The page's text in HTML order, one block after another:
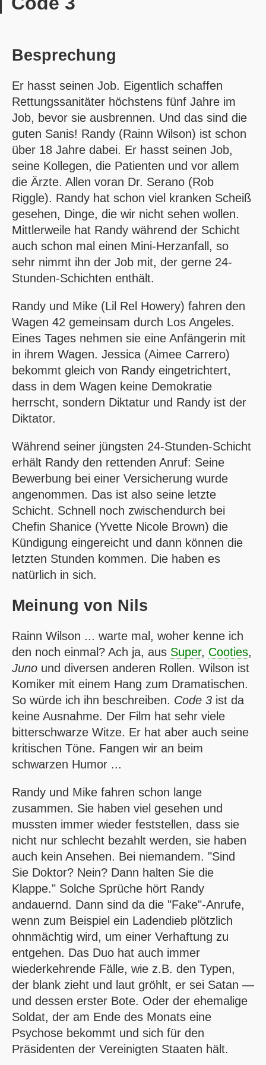
Besprechung
Er hasst seinen Job. Eigentlich schaffen
Rettungssanitäter höchstens fünf Jahre im
Job, bevor sie ausbrennen. Und das sind die
guten Sanis! Randy (Rainn Wilson) ist schon
über 18 Jahre dabei. Er hasst seinen Job,
seine Kollegen, die Patienten und vor allem
die Ärzte. Allen voran Dr. Serano (Rob
Riggle). Randy hat schon viel kranken Scheiß
gesehen, Dinge, die wir nicht sehen wollen.
Mittlerweile hat Randy während der Schicht
auch schon mal einen Mini-Herzanfall, so
sehr nimmt ihn der Job mit, der gerne 24-
Stunden-Schichten enthält.
Randy und Mike (Lil Rel Howery) fahren den
Wagen 42 gemeinsam durch Los Angeles.
Eines Tages nehmen sie eine Anfängerin mit
in ihrem Wagen. Jessica (Aimee Carrero)
bekommt gleich von Randy eingetrichtert,
dass in dem Wagen keine Demokratie
herrscht, sondern Diktatur und Randy ist der
Diktator.
Während seiner jüngsten 24-Stunden-Schicht
erhält Randy den rettenden Anruf: Seine
Bewerbung bei einer Versicherung wurde
angenommen. Das ist also seine letzte
Schicht. Schnell noch zwischendurch bei
Chefin Shanice (Yvette Nicole Brown) die
Kündigung eingereicht und dann können die
letzten Stunden kommen. Die haben es
natürlich in sich.
Meinung von Nils
Rainn Wilson ... warte mal, woher kenne ich
den noch einmal? Ach ja, aus Super, Cooties,
Juno und diversen anderen Rollen. Wilson ist
Komiker mit einem Hang zum Dramatischen.
So würde ich ihn beschreiben. Code 3 ist da
keine Ausnahme. Der Film hat sehr viele
bitterschwarze Witze. Er hat aber auch seine
kritischen Töne. Fangen wir an beim
schwarzen Humor ...
Randy und Mike fahren schon lange
zusammen. Sie haben viel gesehen und
mussten immer wieder feststellen, dass sie
nicht nur schlecht bezahlt werden, sie haben
auch kein Ansehen. Bei niemandem. "Sind
Sie Doktor? Nein? Dann halten Sie die
Klappe." Solche Sprüche hört Randy
andauernd. Dann sind da die "Fake"-Anrufe,
wenn zum Beispiel ein Ladendieb plötzlich
ohnmächtig wird, um einer Verhaftung zu
entgehen. Das Duo hat auch immer
wiederkehrende Fälle, wie z.B. den Typen,
der blank zieht und laut gröhlt, er sei Satan —
und dessen erster Bote. Oder der ehemalige
Soldat, der am Ende des Monats eine
Psychose bekommt und sich für den
Präsidenten der Vereinigten Staaten hält.